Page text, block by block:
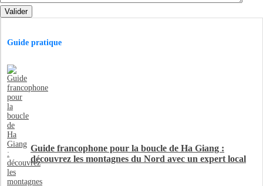
Valider
Guide pratique
Guide francophone pour la boucle de Ha Giang :
découvrez les montagnes du Nord avec un expert local